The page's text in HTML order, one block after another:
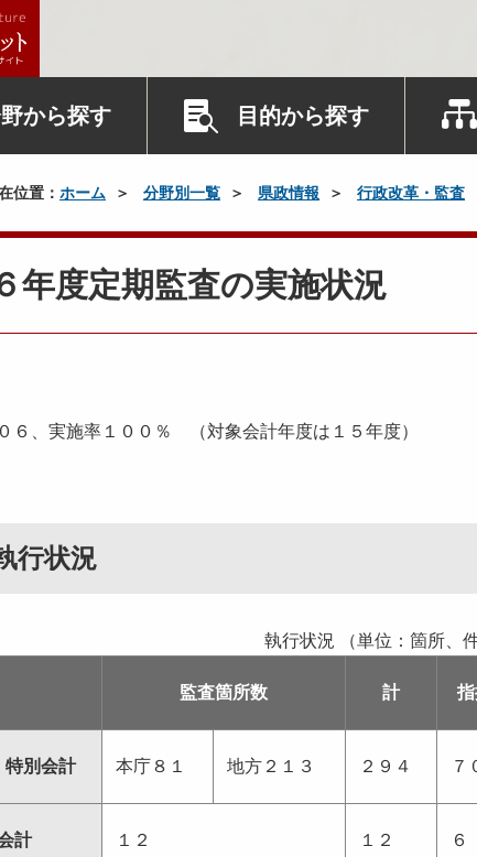
から探す 目的から探す
位置： ホーム 分野別一覧 県政情報 行政改革・監査
年度定期監査の実施状況
６、実施率１００％ （対象会計年度は１５年度）
行状況
監査箇所数 計
執行状況 （単位：箇所、件
特別会計 本庁８１ 地方２１３ ２９４ ７
計 １２ １２ ６